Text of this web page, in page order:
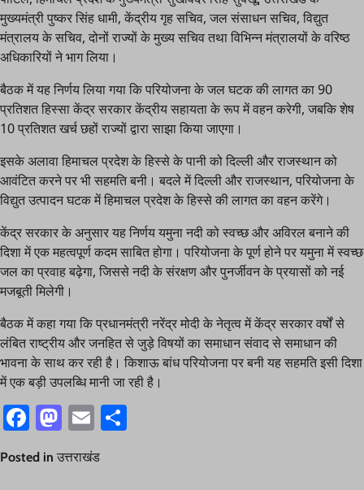
मुख्यमंत्री पुष्कर सिंह धामी, केंद्रीय गृह सचिव, जल संसाधन सचिव, विद्युत
मंत्रालय के सचिव, दोनों राज्यों के मुख्य सचिव तथा विभिन्न मंत्रालयों के वरिष्ठ
अधिकारियों ने भाग लिया।
बैठक में यह निर्णय लिया गया कि परियोजना के जल घटक की लागत का 90
प्रतिशत हिस्सा केंद्र सरकार केंद्रीय सहायता के रूप में वहन करेगी, जबकि शेष
10 प्रतिशत खर्च छहों राज्यों द्वारा साझा किया जाएगा।
इसके अलावा हिमाचल प्रदेश के हिस्से के पानी को दिल्ली और राजस्थान को
आवंटित करने पर भी सहमति बनी। बदले में दिल्ली और राजस्थान, परियोजना के
विद्युत उत्पादन घटक में हिमाचल प्रदेश के हिस्से की लागत का वहन करेंगे।
केंद्र सरकार के अनुसार यह निर्णय यमुना नदी को स्वच्छ और अविरल बनाने की
दिशा में एक महत्वपूर्ण कदम साबित होगा। परियोजना के पूर्ण होने पर यमुना में स्वच्छ
जल का प्रवाह बढ़ेगा, जिससे नदी के संरक्षण और पुनर्जीवन के प्रयासों को नई
मजबूती मिलेगी।
बैठक में कहा गया कि प्रधानमंत्री नरेंद्र मोदी के नेतृत्व में केंद्र सरकार वर्षों से
लंबित राष्ट्रीय और जनहित से जुड़े विषयों का समाधान संवाद से समाधान की
भावना के साथ कर रही है। किशाऊ बांध परियोजना पर बनी यह सहमति इसी दिशा
में एक बड़ी उपलब्धि मानी जा रही है।
Facebook
Mastodon
Email
Posted in उत्तराखंड